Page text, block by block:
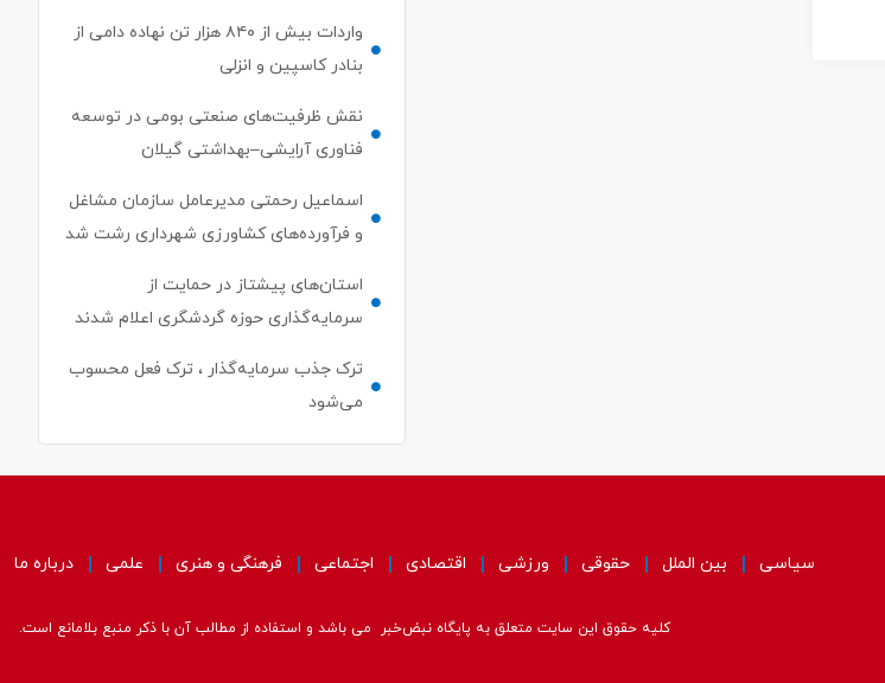
واردات بیش از ۸۴۰ هزار تن نهاده دامی از
بنادر كاسپین و انزلی
نقش ظرفیت‌های صنعتی بومی در توسعه
فناوری آرایشی–بهداشتی گیلان
اسماعیل رحمتی مدیرعامل سازمان مشاغل
و فرآورده‌های کشاورزی شهرداری رشت شد
استان‌های پیشتاز در حمایت از
سرمایه‌گذاری حوزه گردشگری اعلام شدند
ترک جذب سرمایه‌گذار ، ترک فعل محسوب
می‌شود
سیاسی بین الملل حقوقی ورزشی اقتصادی اجتماعی فرهنگی و هنری علمی درباره ما
کلیه حقوق این سایت متعلق به پایگاه نبض‌خبر می باشد و استفاده از مطالب آن با ذکر منبع بلامانع است.